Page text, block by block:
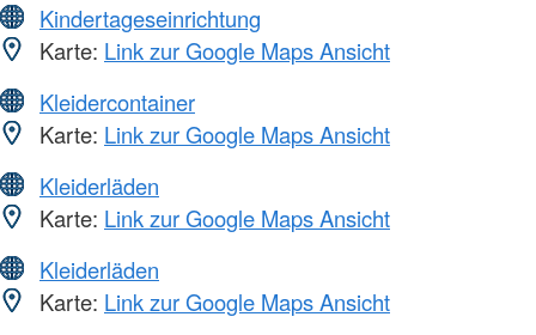
Kindertageseinrichtung
Karte: Link zur Google Maps Ansicht
Kleidercontainer
Karte: Link zur Google Maps Ansicht
Kleiderläden
Karte: Link zur Google Maps Ansicht
Kleiderläden
Karte: Link zur Google Maps Ansicht